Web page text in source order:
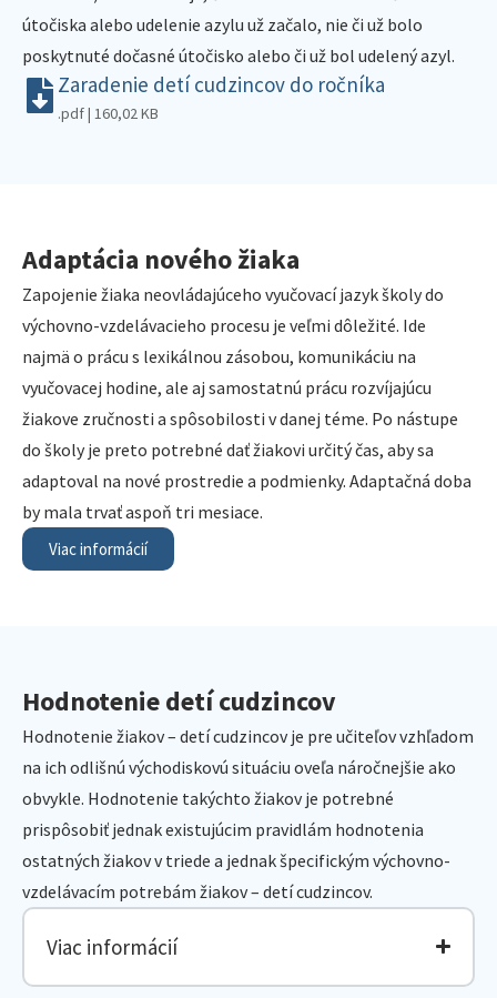
útočiska alebo udelenie azylu už začalo, nie či už bolo
poskytnuté dočasné útočisko alebo či už bol udelený azyl.
Zaradenie detí cudzincov do ročníka
.pdf | 160,02 KB
Adaptácia nového žiaka
Zapojenie žiaka neovládajúceho vyučovací jazyk školy do
výchovno-vzdelávacieho procesu je veľmi dôležité. Ide
najmä o prácu s lexikálnou zásobou, komunikáciu na
vyučovacej hodine, ale aj samostatnú prácu rozvíjajúcu
žiakove zručnosti a spôsobilosti v danej téme. Po nástupe
do školy je preto potrebné dať žiakovi určitý čas, aby sa
adaptoval na nové prostredie a podmienky. Adaptačná doba
by mala trvať aspoň tri mesiace.
Viac informácií
Hodnotenie detí cudzincov
Hodnotenie žiakov – detí cudzincov je pre učiteľov vzhľadom
na ich odlišnú východiskovú situáciu oveľa náročnejšie ako
obvykle. Hodnotenie takýchto žiakov je potrebné
prispôsobiť jednak existujúcim pravidlám hodnotenia
ostatných žiakov v triede a jednak špecifickým výchovno-
vzdelávacím potrebám žiakov – detí cudzincov.
Viac informácií